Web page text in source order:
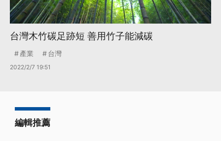
台灣木竹碳足跡短 善用竹子能減碳
產業 台灣
2022/2/7 19:51
編輯推薦